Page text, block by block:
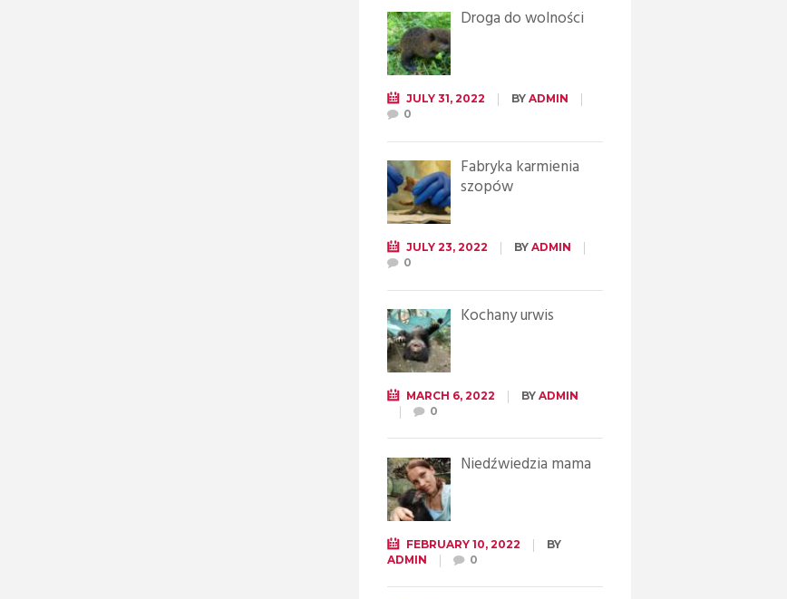
Droga do wolności
JULY 31, 2022 BY ADMIN
0
Fabryka karmienia
szopów
JULY 23, 2022 BY ADMIN
0
Kochany urwis
MARCH 6, 2022 BY ADMIN
0
Niedźwiedzia mama
FEBRUARY 10, 2022
BY
ADMIN
0